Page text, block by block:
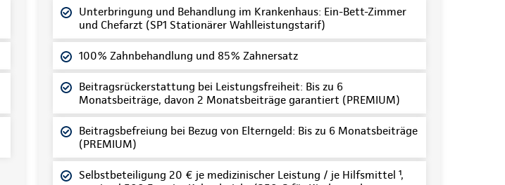
Unterbringung und Behandlung im Krankenhaus: Ein-Bett-Zimmer
und Chefarzt (SP1 Stationärer Wahlleistungstarif)
100% Zahnbehandlung und 85% Zahnersatz
Beitragsrückerstattung bei Leistungsfreiheit: Bis zu 6
Monatsbeiträge, davon 2 Monatsbeiträge garantiert (PREMIUM)
Beitragsbefreiung bei Bezug von Elterngeld: Bis zu 6 Monatsbeiträge
(PREMIUM)
Selbstbeteiligung 20 € je medizinischer Leistung / je Hilfsmittel ¹,